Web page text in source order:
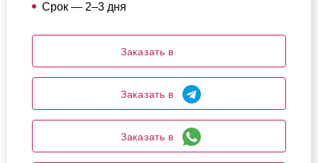
Срок — 2–3 дня
Заказать в
Заказать в
Заказать в